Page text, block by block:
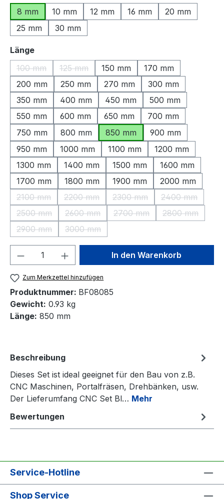
8 mm
10 mm 12 mm 16 mm
20 mm
25 mm
30 mm
Längeauswählen
100 mm
(Diese Option ist zurzeit nicht verfügbar.)
125 mm
(Diese Option ist zurzeit nicht verfügbar.)
150 mm
170 mm
200 mm
250 mm 270 mm
300 mm
350 mm
400 mm 450 mm
500 mm
550 mm
600 mm 650 mm
700 mm
750 mm
800 mm 850 mm
900 mm
950 mm
1000 mm 1100 mm
1200 mm
1300 mm
1400 mm 1500 mm
1600 mm
1700 mm
1800 mm 1900 mm
2000 mm
2100 mm
(Diese Option ist zurzeit nicht verfügbar.)
2200 mm
(Diese Option ist zurzeit nicht verfügbar.)
2300 mm
(Diese Option ist zurzeit
2400 mm
(Diese
2500 mm
(Diese Option ist zurzeit nicht verfügbar.)
2600 mm
(Diese Option ist zurzeit nicht verfügbar.)
2700 mm
(Diese Option ist zurzeit
2800 mm
(Diese
2900 mm
(Diese Option ist zurzeit nicht verfügbar.)
3000 mm
(Diese Option ist zurzeit nicht verfügbar.)
Produkt Anzahl: Gib denIn den Warenkorb
Zum Merkzettel hinzufügen
Produktnummer: BF08085
Gewicht: 0.93 kg
Länge: 850 mm
Beschreibung
Dieses Set ist ideal geeignet für den Bau von z.B.
CNC Maschinen, Portalfräsen, Drehbänken, usw.
Der Lieferumfang CNC Set Bl… Mehr
Bewertungen
Service-Hotline
Shop Service